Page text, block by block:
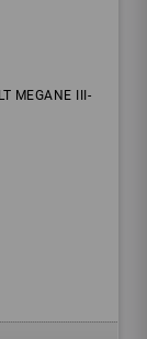
MEGANE III-